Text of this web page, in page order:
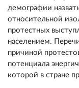
демографии
относительной
протестных
населением.
причиной
потенциала
которой в стране